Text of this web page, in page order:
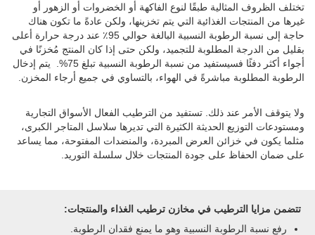
تختلف الظروف المثالية طبقًا لنوع الفاكهة أو الخضروات أو الزهور أو
غيرها من المنتجات الغذائية التي يتم تخزينها، ولكن عادةً ما تكون هناك
حاجة إلى نسبة الرطوبة النسبية البالغة حوالي 95٪ عند درجة حرارة أعلى
بقليل من الدرجة المطلوبة للتجميد، ولكن حتى إذا كان المنتج مُخزنًا في
أجواء أكثر دفئًا فسيستفيد من نسبة الرطوبة النسبية تبلغ 75%.
يتم إدخال
الرطوبة المطلوبة مباشرةً في الهواء، بالتساوي في جميع أرجاء المخزن.
ولا يتوقف الأمر عند ذلك. تستفيد من الترطيب الفعال الأسواق التجارية
ومستودعات التوزيع الحديثة الكثيرة التي تديرها سلاسل المتاجر الكبرى،
مثلما يكون في خزائن العرض المبردة، والمنضدات المفتوحة، مما يساعد
على ضمان الحفاظ على جودة المنتجات خلال سلسلة التوريد.
تتضمن مزايا الترطيب في مخازن ترطيب الغذاء والمنتجات:
رفع نسبة الرطوبة النسبية وهو ما يمنع فقدان الرطوبة.